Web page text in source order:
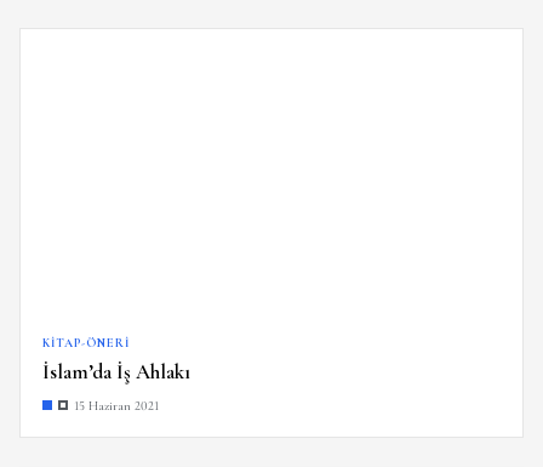
KITAP-ÖNERI
İslam’da İş Ahlakı
15 Haziran 2021